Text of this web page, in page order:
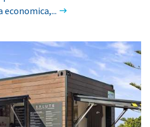
economica,...